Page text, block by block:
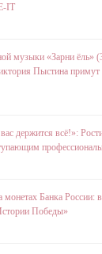
IT
музыки «Зарни ёль»
Пыстина
держится всё!»:
монетах Банка России:
Победы»